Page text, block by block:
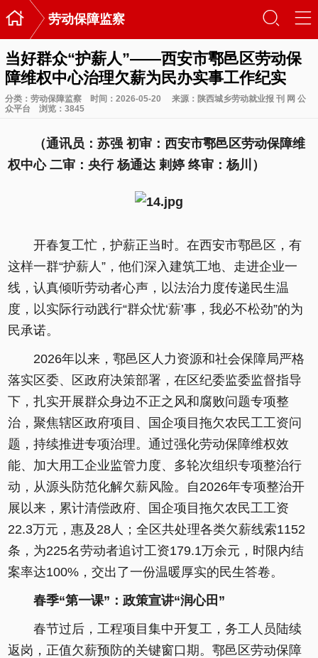
 劳动保障监察 󰃙 󰆉
当好群众“护薪人”——西安市鄠邑区劳动保
障维权中心治理欠薪为民办实事工作纪实
分类： 劳动保障监察 时间：2026-05-20
来源：陕西城乡劳动就业报 刊 网 公
众平台
浏览： 3845
（通讯员：苏强 初审：西安市鄠邑区劳动保障维
权中心 二审：央行 杨通达 剌婷 终审：杨川）
开春复工忙，护薪正当时。在西安市鄠邑区，有
这样一群“护薪人”，他们深入建筑工地、走进企业一
线，认真倾听劳动者心声，以法治力度传递民生温
度，以实际行动践行“群众忧‘薪’事，我必不松劲”的为
民承诺。
2026年以来，鄠邑区人力资源和社会保障局严格
落实区委、区政府决策部署，在区纪委监委监督指导
下，扎实开展群众身边不正之风和腐败问题专项整
治，聚焦辖区政府项目、国企项目拖欠农民工工资问
题，持续推进专项治理。通过强化劳动保障维权效
能、加大用工企业监管力度、多轮次组织专项整治行
动，从源头防范化解欠薪风险。自2026年专项整治开
展以来，累计清偿政府、国企项目拖欠农民工工资
22.3万元，惠及28人；全区共处理各类欠薪线索1152
条，为225名劳动者追讨工资179.1万余元，时限内结
案率达100%，交出了一份温暖厚实的民生答卷。
春季“第一课”：政策宣讲“润心田”
春节过后，工程项目集中开复工，务工人员陆续
返岗，正值欠薪预防的关键窗口期。鄠邑区劳动保障